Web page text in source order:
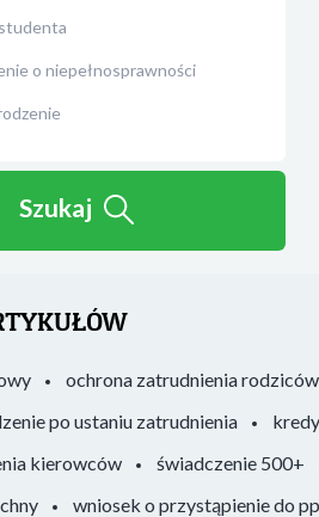
o niepełnosprawności
Szukaj
ochrona zatrudnienia rodziców
po ustaniu zatrudnienia
kierowców
świadczenie 500+
wniosek o przystąpienie do